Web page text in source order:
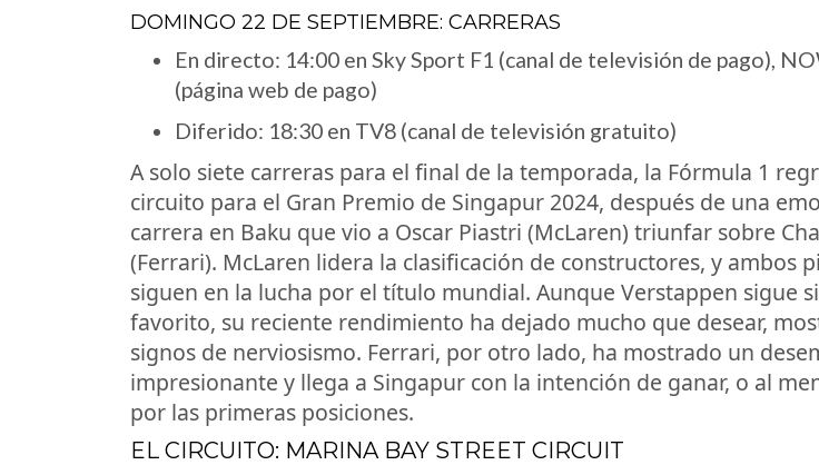
DOMINGO 22 DE SEPTIEMBRE: CARRERAS
En directo: 14:00 en Sky Sport F1 (canal de televisión de pago),
(página web de pago)
Diferido: 18:30 en TV8 (canal de televisión gratuito)
A solo siete carreras para el final de la temporada, la Fórmula 1
circuito para el Gran Premio de Singapur 2024, después de una
carrera en Baku que vio a Oscar Piastri (McLaren) triunfar sobre
(Ferrari). McLaren lidera la clasificación de constructores, y ambos
siguen en la lucha por el título mundial. Aunque Verstappen sigue
favorito, su reciente rendimiento ha dejado mucho que desear,
signos de nerviosismo. Ferrari, por otro lado, ha mostrado un
impresionante y llega a Singapur con la intención de ganar, o al
por las primeras posiciones.
EL CIRCUITO: MARINA BAY STREET CIRCUIT